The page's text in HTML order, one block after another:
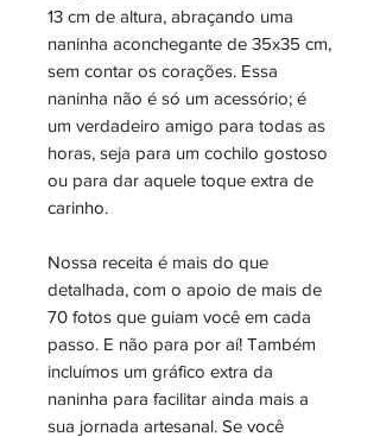
13 cm de altura, abraçando uma
naninha aconchegante de 35x35 cm,
sem contar os corações. Essa
naninha não é só um acessório; é
um verdadeiro amigo para todas as
horas, seja para um cochilo gostoso
ou para dar aquele toque extra de
carinho.
Nossa receita é mais do que
detalhada, com o apoio de mais de
70 fotos que guiam você em cada
passo. E não para por aí! Também
incluímos um gráfico extra da
naninha para facilitar ainda mais a
sua jornada artesanal. Se você